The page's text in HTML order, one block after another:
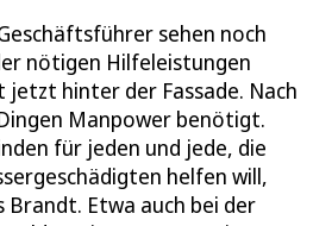
sehen noch
nötigen Hilfeleistungen
hinter der Fassade. Nach
Manpower benötigt.
für jeden und jede, die
helfen will,
Brandt. Etwa auch bei der